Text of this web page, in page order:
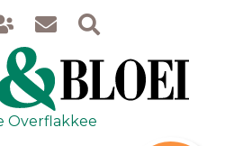
Overflakkee